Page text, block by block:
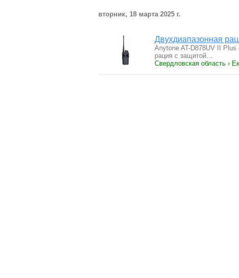
вторник, 18 марта 2025 г.
Двухдиапазонная
Anytone AT-D878UV II
рация с защитой…
Свердловская область ›